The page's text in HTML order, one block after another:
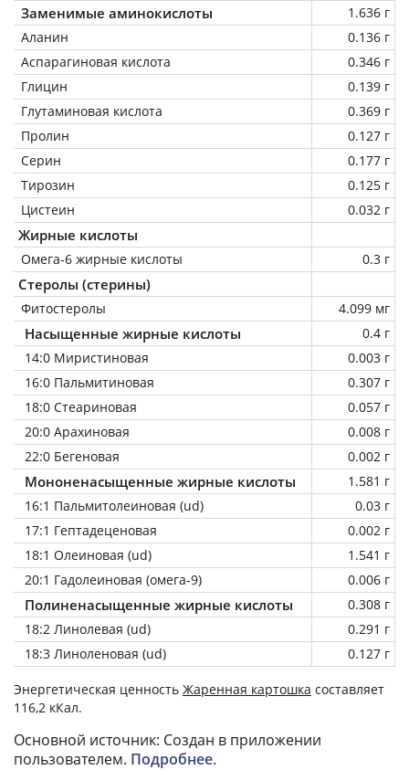
Заменимые аминокислоты
1.636 г
Аланин
0.136 г
Аспарагиновая кислота
0.346 г
Глицин
0.139 г
Глутаминовая кислота
0.369 г
Пролин
0.127 г
Серин
0.177 г
Тирозин
0.125 г
Цистеин
0.032 г
Жирные кислоты
Омега-6 жирные кислоты 0.3 г
Стеролы (стерины)
Фитостеролы 4.099 мг
Насыщенные жирные кислоты
0.4 г
14:0 Миристиновая
0.003 г
16:0 Пальмитиновая
0.307 г
18:0 Стеариновая
0.057 г
20:0 Арахиновая
0.008 г
22:0 Бегеновая
0.002 г
Мононенасыщенные жирные кислоты
1.581 г
16:1 Пальмитолеиновая (ud)
0.03 г
17:1 Гептадеценовая
0.002 г
18:1 Олеиновая (ud)
1.541 г
20:1 Гадолеиновая (омега-9)
0.006 г
Полиненасыщенные жирные кислоты
0.308 г
18:2 Линолевая (ud)
0.291 г
18:3 Линоленовая (ud)
0.127 г
Энергетическая ценность Жаренная картошка составляет
116,2 кКал.
Основной источник: Создан в приложении
пользователем. Подробнее.